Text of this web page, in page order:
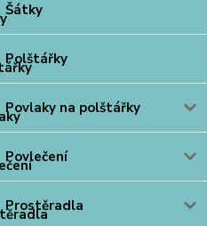
Šátky
Polštářky
Povlaky na polštářky
Povlečení
Prostěradla